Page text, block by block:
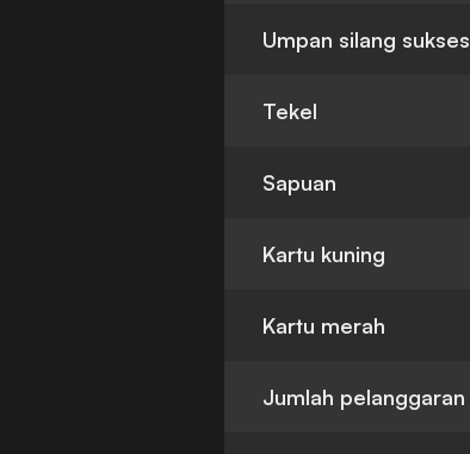
Umpan silang sukses
Tekel
Sapuan
Kartu kuning
Kartu merah
Jumlah pelanggaran